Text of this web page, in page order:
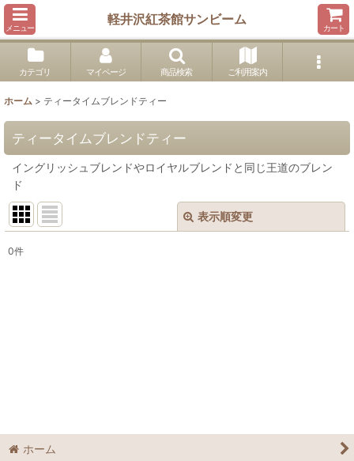
メニュー
軽井沢紅茶館サンビーム
カート
カテゴリ マイページ 商品検索 ご利用案内
ホーム > ティータイムブレンドティー
ティータイムブレンドティー
イングリッシュブレンドやロイヤルブレンドと同じ王道のブレン
ド
表示順変更
0件
ホーム